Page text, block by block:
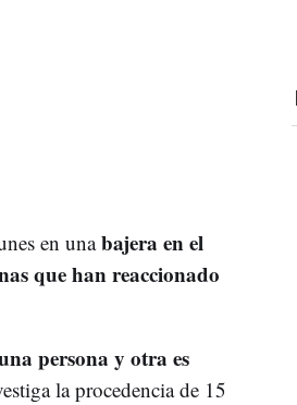
en unabajera en el
que han reaccionado
persona y otra es
la procedencia de 15